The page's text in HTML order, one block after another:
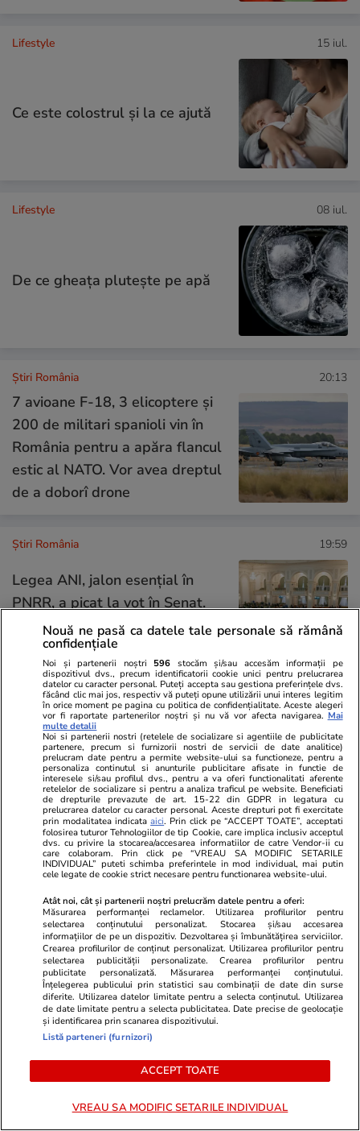
Lifestyle 15 iul.
Ce este colostrul și la ce ajută
Lifestyle 08 iul.
De ce gheața plutește pe apă
Știri România 20:13
7 avioane F-18, 3 elicoptere și
200 de militari spanioli vin în
România pentru a apăra flancul
estic al NATO. Vor avea dreptul
de a doborî drone
Știri România 19:59
Legea ANI, jalon esențial în
PNRR, a picat la vot în Senat.
Ce se întâmplă cu cele 770 de
milioane de euro
Știri România 19:12
Debitul Dunării la intrarea în
țară se apropie de minimumul
istoric, înregistrat acum 41 de
ani: secetă hidrologică în 5
regiuni din România
Știri România 19:02
Violențe la protestul
fermierilor, în fața sediului
ANSVSA. Ce s-a stabilit la
discuțiile cu Guvernul. Tanczos
Barna anunță că se vor lua
măsuri în privința conducerii
ANSVSA
Opinii 07:30
Nouă ne pasă ca datele tale personale să rămână
confidențiale
Noi și partenerii noștri 596 stocăm și/sau accesăm informații pe
dispozitivul dvs., precum identificatorii cookie unici pentru prelucrarea
datelor cu caracter personal. Puteți accepta sau gestiona preferințele dvs.
făcând clic mai jos, respectiv vă puteți opune utilizării unui interes legitim
în orice moment pe pagina cu politica de confidențialitate. Aceste alegeri
vor fi raportate partenerilor noștri și nu vă vor afecta navigarea. Mai
multe detalii
Noi si partenerii nostri (retelele de socializare si agentiile de publicitate
partenere, precum si furnizorii nostri de servicii de date analitice)
prelucram date pentru a permite website-ului sa functioneze, pentru a
personaliza continutul si anunturile publicitare afisate in functie de
interesele si/sau profilul dvs., pentru a va oferi functionalitati aferente
retelelor de socializare si pentru a analiza traficul pe website. Beneficiati
de drepturile prevazute de art. 15-22 din GDPR in legatura cu
prelucrarea datelor cu caracter personal. Aceste drepturi pot fi exercitate
prin modalitatea indicataaici. Prin click pe “ACCEPT TOATE”, acceptati
folosirea tuturor Tehnologiilor de tip Cookie, care implica inclusiv acceptul
dvs. cu privire la stocarea/accesarea informatiilor de catre Vendor-ii cu
care colaboram. Prin click pe “VREAU SA MODIFIC SETARILE
INDIVIDUAL” puteti schimba preferintele in mod individual, mai putin
cele legate de cookie strict necesare pentru functionarea website-ului.
Atât noi, cât și partenerii noștri prelucrăm datele pentru a oferi:
Măsurarea performanței reclamelor. Utilizarea profilurilor pentru
selectarea conținutului personalizat. Stocarea și/sau accesarea
informațiilor de pe un dispozitiv. Dezvoltarea și îmbunătățirea serviciilor.
Crearea profilurilor de conținut personalizat. Utilizarea profilurilor pentru
selectarea publicității personalizate. Crearea profilurilor pentru
publicitate personalizată. Măsurarea performanței conținutului.
Înțelegerea publicului prin statistici sau combinații de date din surse
diferite. Utilizarea datelor limitate pentru a selecta conținutul. Utilizarea
de date limitate pentru a selecta publicitatea. Date precise de geolocație
și identificarea prin scanarea dispozitivului.
Listă parteneri (furnizori)
ACCEPT TOATE
VREAU SA MODIFIC SETARILE INDIVIDUAL